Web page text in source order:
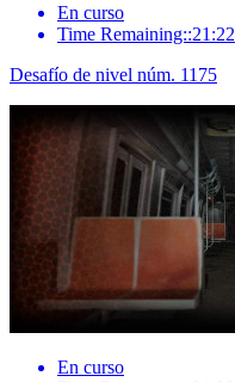
En curso
Time Remaining::21:22
Desafío de nivel núm. 1175
En curso